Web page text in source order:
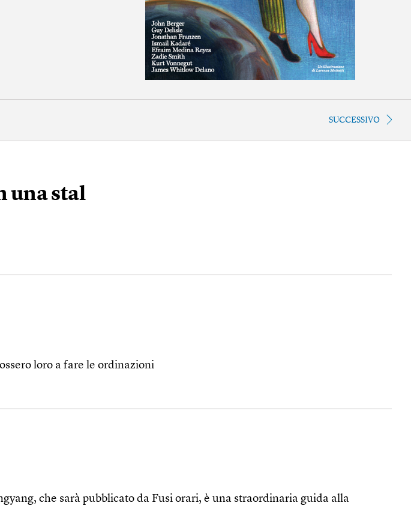
SUCCESSIVO
una stal
loro a fare le ordinazioni
che sarà pubblicato da Fusi orari, è una straordinaria guida alla